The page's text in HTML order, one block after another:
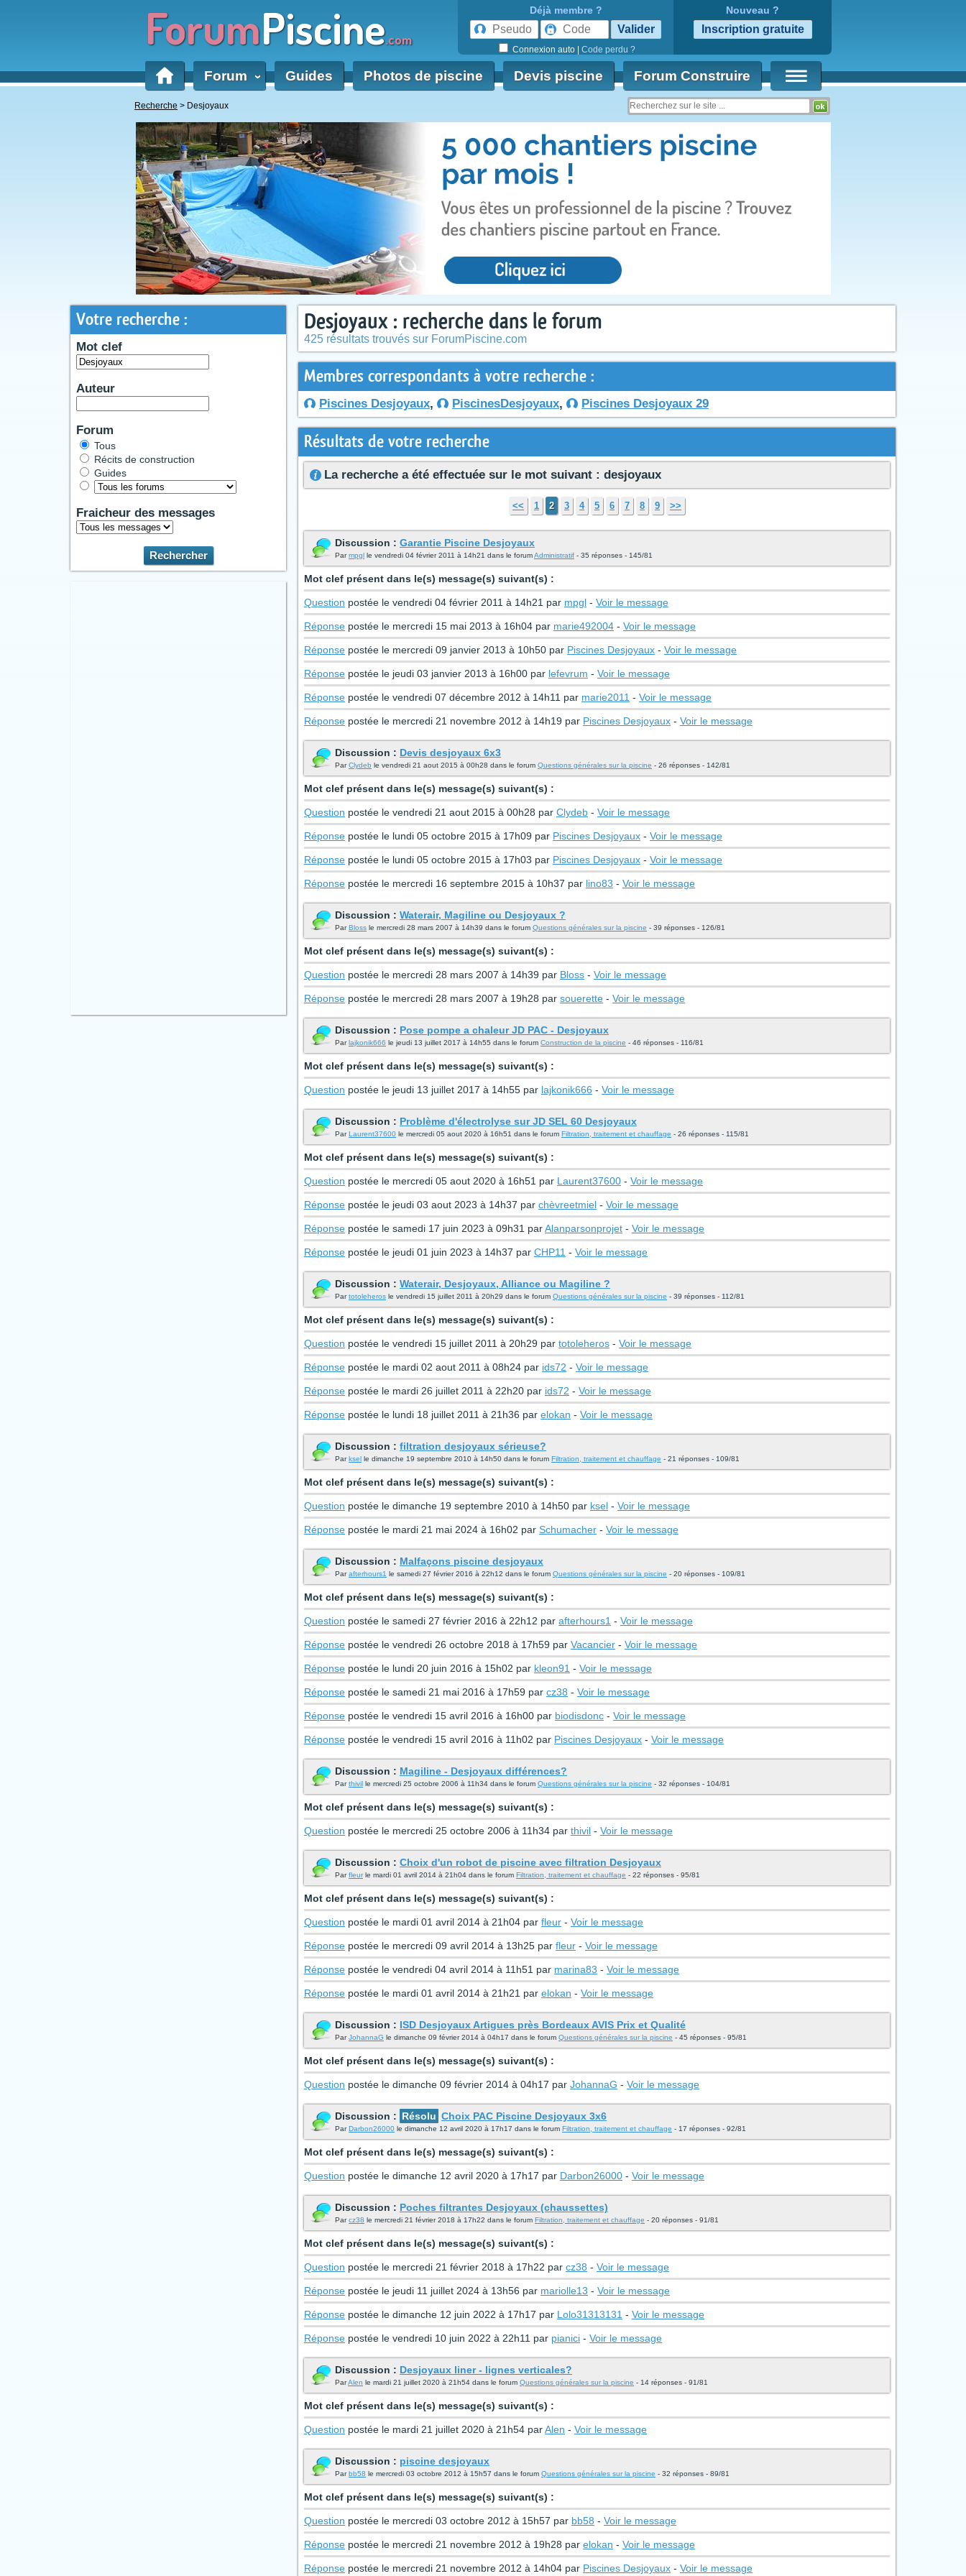
ForumPiscine.com
Déjà membre ?
Connexion auto Code perdu ?
Nouveau ?
Forum ‹ Guides Photos de piscine Devis piscine Forum Construire
Recherche > Desjoyaux
Votre recherche :
Mot clef
Auteur
Forum
Tous
Récits de construction
Guides
Fraicheur des messages
Desjoyaux : recherche dans le forum
425 résultats trouvés sur ForumPiscine.com
Membres correspondants à votre recherche :
Piscines Desjoyaux, PiscinesDesjoyaux, Piscines Desjoyaux 29
Résultats de votre recherche
La recherche a été effectuée sur le mot suivant : desjoyaux
<< 1 2 3 4 5 6 7 8 9 >>
Discussion : Garantie Piscine Desjoyaux
Parmpgl le vendredi 04 février 2011 à 14h21 dans le forumAdministratif - 35 réponses - 145/81
Mot clef présent dans le(s) message(s) suivant(s) :
Question postée le vendredi 04 février 2011 à 14h21 par mpgl - Voir le message
Réponse postée le mercredi 15 mai 2013 à 16h04 par marie492004 - Voir le message
Réponse postée le mercredi 09 janvier 2013 à 10h50 par Piscines Desjoyaux - Voir le message
Réponse postée le jeudi 03 janvier 2013 à 16h00 par lefevrum - Voir le message
Réponse postée le vendredi 07 décembre 2012 à 14h11 par marie2011 - Voir le message
Réponse postée le mercredi 21 novembre 2012 à 14h19 par Piscines Desjoyaux - Voir le message
Discussion : Devis desjoyaux 6x3
ParClydeb le vendredi 21 aout 2015 à 00h28 dans le forum Questions générales sur la piscine - 26 réponses - 142/81
Mot clef présent dans le(s) message(s) suivant(s) :
Question postée le vendredi 21 aout 2015 à 00h28 par Clydeb - Voir le message
Réponse postée le lundi 05 octobre 2015 à 17h09 par Piscines Desjoyaux - Voir le message
Réponse postée le lundi 05 octobre 2015 à 17h03 par Piscines Desjoyaux - Voir le message
Réponse postée le mercredi 16 septembre 2015 à 10h37 par lino83 - Voir le message
Discussion : Waterair, Magiline ou Desjoyaux ?
ParBloss le mercredi 28 mars 2007 à 14h39 dans le forum Questions générales sur la piscine - 39 réponses - 126/81
Mot clef présent dans le(s) message(s) suivant(s) :
Question postée le mercredi 28 mars 2007 à 14h39 par Bloss - Voir le message
Réponse postée le mercredi 28 mars 2007 à 19h28 par souerette - Voir le message
Discussion : Pose pompe a chaleur JD PAC - Desjoyaux
Parlajkonik666 le jeudi 13 juillet 2017 à 14h55 dans le forum Construction de la piscine - 46 réponses - 116/81
Mot clef présent dans le(s) message(s) suivant(s) :
Question postée le jeudi 13 juillet 2017 à 14h55 par lajkonik666 - Voir le message
Discussion : Problème d'électrolyse sur JD SEL 60 Desjoyaux
ParLaurent37600 le mercredi 05 aout 2020 à 16h51 dans le forum Filtration, traitement et chauffage - 26 réponses - 115/81
Mot clef présent dans le(s) message(s) suivant(s) :
Question postée le mercredi 05 aout 2020 à 16h51 par Laurent37600 - Voir le message
Réponse postée le jeudi 03 aout 2023 à 14h37 par chèvreetmiel - Voir le message
Réponse postée le samedi 17 juin 2023 à 09h31 parAlanparsonprojet - Voir le message
Réponse postée le jeudi 01 juin 2023 à 14h37 par CHP11 - Voir le message
Discussion : Waterair, Desjoyaux, Alliance ou Magiline ?
Partotoleheros le vendredi 15 juillet 2011 à 20h29 dans le forum Questions générales sur la piscine - 39 réponses - 112/81
Mot clef présent dans le(s) message(s) suivant(s) :
Question postée le vendredi 15 juillet 2011 à 20h29 par totoleheros - Voir le message
Réponse postée le mardi 02 aout 2011 à 08h24 par ids72 - Voir le message
Réponse postée le mardi 26 juillet 2011 à 22h20 par ids72 - Voir le message
Réponse postée le lundi 18 juillet 2011 à 21h36 par elokan - Voir le message
Discussion : filtration desjoyaux sérieuse?
Parksel le dimanche 19 septembre 2010 à 14h50 dans le forum Filtration, traitement et chauffage - 21 réponses - 109/81
Mot clef présent dans le(s) message(s) suivant(s) :
Question postée le dimanche 19 septembre 2010 à 14h50 par ksel - Voir le message
Réponse postée le mardi 21 mai 2024 à 16h02 par Schumacher - Voir le message
Discussion : Malfaçons piscine desjoyaux
Parafterhours1 le samedi 27 février 2016 à 22h12 dans le forum Questions générales sur la piscine - 20 réponses - 109/81
Mot clef présent dans le(s) message(s) suivant(s) :
Question postée le samedi 27 février 2016 à 22h12 par afterhours1 - Voir le message
Réponse postée le vendredi 26 octobre 2018 à 17h59 par Vacancier - Voir le message
Réponse postée le lundi 20 juin 2016 à 15h02 par kleon91 - Voir le message
Réponse postée le samedi 21 mai 2016 à 17h59 par cz38 - Voir le message
Réponse postée le vendredi 15 avril 2016 à 16h00 par biodisdonc - Voir le message
Réponse postée le vendredi 15 avril 2016 à 11h02 par Piscines Desjoyaux - Voir le message
Discussion : Magiline - Desjoyaux différences?
Parthivil le mercredi 25 octobre 2006 à 11h34 dans le forum Questions générales sur la piscine - 32 réponses - 104/81
Mot clef présent dans le(s) message(s) suivant(s) :
Question postée le mercredi 25 octobre 2006 à 11h34 par thivil - Voir le message
Discussion : Choix d'un robot de piscine avec filtration Desjoyaux
Parfleurle mardi 01 avril 2014 à 21h04 dans le forum Filtration, traitement et chauffage - 22 réponses - 95/81
Mot clef présent dans le(s) message(s) suivant(s) :
Question postée le mardi 01 avril 2014 à 21h04 par fleur - Voir le message
Réponse postée le mercredi 09 avril 2014 à 13h25 par fleur - Voir le message
Réponse postée le vendredi 04 avril 2014 à 11h51 par marina83 - Voir le message
Réponse postée le mardi 01 avril 2014 à 21h21 par elokan - Voir le message
Discussion : ISD Desjoyaux Artigues près Bordeaux AVIS Prix et Qualité
ParJohannaG le dimanche 09 février 2014 à 04h17 dans le forum Questions générales sur la piscine - 45 réponses - 95/81
Mot clef présent dans le(s) message(s) suivant(s) :
Question postée le dimanche 09 février 2014 à 04h17 par JohannaG - Voir le message
Discussion : Résolu Choix PAC Piscine Desjoyaux 3x6
ParDarbon26000 le dimanche 12 avril 2020 à 17h17 dans le forum Filtration, traitement et chauffage - 17 réponses - 92/81
Mot clef présent dans le(s) message(s) suivant(s) :
Question postée le dimanche 12 avril 2020 à 17h17 par Darbon26000 - Voir le message
Discussion : Poches filtrantes Desjoyaux (chaussettes)
Parcz38 le mercredi 21 février 2018 à 17h22 dans le forum Filtration, traitement et chauffage - 20 réponses - 91/81
Mot clef présent dans le(s) message(s) suivant(s) :
Question postée le mercredi 21 février 2018 à 17h22 par cz38 - Voir le message
Réponse postée le jeudi 11 juillet 2024 à 13h56 par mariolle13 - Voir le message
Réponse postée le dimanche 12 juin 2022 à 17h17 par Lolo31313131 - Voir le message
Réponse postée le vendredi 10 juin 2022 à 22h11 par pianici - Voir le message
Discussion : Desjoyaux liner - lignes verticales?
ParAlen le mardi 21 juillet 2020 à 21h54 dans le forum Questions générales sur la piscine - 14 réponses - 91/81
Mot clef présent dans le(s) message(s) suivant(s) :
Question postée le mardi 21 juillet 2020 à 21h54 parAlen - Voir le message
Discussion : piscine desjoyaux
Parbb58 le mercredi 03 octobre 2012 à 15h57 dans le forum Questions générales sur la piscine - 32 réponses - 89/81
Mot clef présent dans le(s) message(s) suivant(s) :
Question postée le mercredi 03 octobre 2012 à 15h57 par bb58 - Voir le message
Réponse postée le mercredi 21 novembre 2012 à 19h28 par elokan - Voir le message
Réponse postée le mercredi 21 novembre 2012 à 14h04 par Piscines Desjoyaux - Voir le message